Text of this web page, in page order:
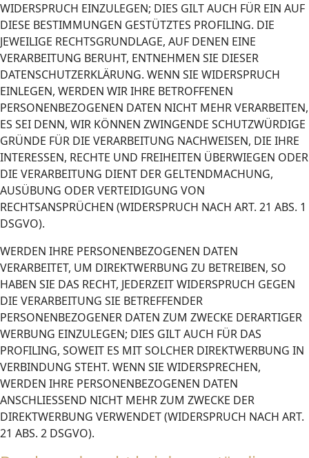
WIDERSPRUCH EINZULEGEN; DIES GILT AUCH FÜR EIN AUF
DIESE BESTIMMUNGEN GESTÜTZTES PROFILING. DIE
JEWEILIGE RECHTSGRUNDLAGE, AUF DENEN EINE
VERARBEITUNG BERUHT, ENTNEHMEN SIE DIESER
DATENSCHUTZERKLÄRUNG. WENN SIE WIDERSPRUCH
EINLEGEN, WERDEN WIR IHRE BETROFFENEN
PERSONENBEZOGENEN DATEN NICHT MEHR VERARBEITEN,
ES SEI DENN, WIR KÖNNEN ZWINGENDE SCHUTZWÜRDIGE
GRÜNDE FÜR DIE VERARBEITUNG NACHWEISEN, DIE IHRE
INTERESSEN, RECHTE UND FREIHEITEN ÜBERWIEGEN ODER
DIE VERARBEITUNG DIENT DER GELTENDMACHUNG,
AUSÜBUNG ODER VERTEIDIGUNG VON
RECHTSANSPRÜCHEN (WIDERSPRUCH NACH ART. 21 ABS. 1
DSGVO).
WERDEN IHRE PERSONENBEZOGENEN DATEN
VERARBEITET, UM DIREKTWERBUNG ZU BETREIBEN, SO
HABEN SIE DAS RECHT, JEDERZEIT WIDERSPRUCH GEGEN
DIE VERARBEITUNG SIE BETREFFENDER
PERSONENBEZOGENER DATEN ZUM ZWECKE DERARTIGER
WERBUNG EINZULEGEN; DIES GILT AUCH FÜR DAS
PROFILING, SOWEIT ES MIT SOLCHER DIREKTWERBUNG IN
VERBINDUNG STEHT. WENN SIE WIDERSPRECHEN,
WERDEN IHRE PERSONENBEZOGENEN DATEN
ANSCHLIESSEND NICHT MEHR ZUM ZWECKE DER
DIREKTWERBUNG VERWENDET (WIDERSPRUCH NACH ART.
21 ABS. 2 DSGVO).